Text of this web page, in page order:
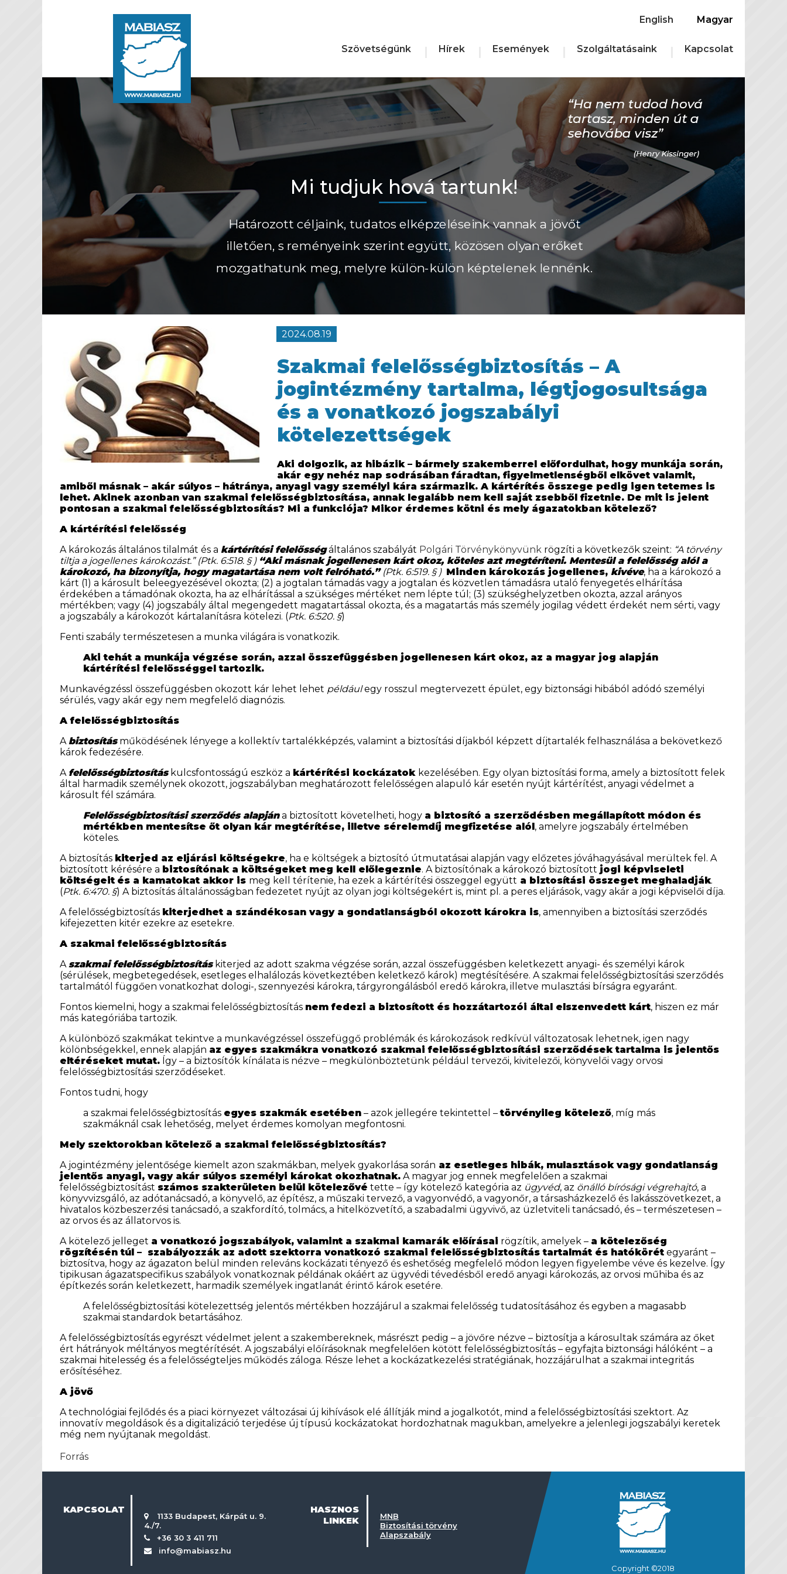
English Magyar
Szövetségünk Hírek Események Szolgáltatásaink Kapcsolat
Mi tudjuk hová tartunk!
Határozott céljaink, tudatos elképzeléseink vannak a jövőt
illetően, s reményeink szerint együtt, közösen olyan erőket
mozgathatunk meg, melyre külön-külön képtelenek lennénk.
2024.08.19
Szakmai felelősségbiztosítás – A
jogintézmény tartalma, légtjogosultsága
és a vonatkozó jogszabályi
kötelezettségek
Aki dolgozik, az hibázik – bármely szakemberrel előfordulhat, hogy munkája során,
akár egy nehéz nap sodrásában fáradtan, figyelmetlenségből elkövet valamit,
amiből másnak – akár súlyos – hátránya, anyagi vagy személyi kára származik. A kártérítés összege pedig igen tetemes is
lehet. Akinek azonban van szakmai felelősségbiztosítása, annak legalább nem kell saját zsebből fizetnie. De mit is jelent
pontosan a szakmai felelősségbiztosítás? Mi a funkciója? Mikor érdemes kötni és mely ágazatokban kötelező?
A kártérítési felelősség
A károkozás általános tilalmát és a kártérítési felelősség általános szabályát Polgári Törvénykönyvünk rögzíti a következők szeint: “A törvény
tiltja a jogellenes károkozást.” (Ptk. 6:518. § ) “Aki másnak jogellenesen kárt okoz, köteles azt megtéríteni. Mentesül a felelősség alól a
károkozó, ha bizonyítja, hogy magatartása nem volt felróható.”(Ptk. 6:519. § ) Minden károkozás jogellenes, kivéve, ha a károkozó a
kárt (1) a károsult beleegyezésével okozta; (2) a jogtalan támadás vagy a jogtalan és közvetlen támadásra utaló fenyegetés elhárítása
érdekében a támadónak okozta, ha az elhárítással a szükséges mértéket nem lépte túl; (3) szükséghelyzetben okozta, azzal arányos
mértékben; vagy (4) jogszabály által megengedett magatartással okozta, és a magatartás más személy jogilag védett érdekét nem sérti, vagy
a jogszabály a károkozót kártalanításra kötelezi. (Ptk. 6:520. §)
Fenti szabály természetesen a munka világára is vonatkozik.
Aki tehát a munkája végzése során, azzal összefüggésben jogellenesen kárt okoz, az a magyar jog alapján
kártérítési felelősséggel tartozik.
Munkavégzéssl összefüggésben okozott kár lehet lehet példáulegy rosszul megtervezett épület, egy biztonsági hibából adódó személyi
sérülés, vagy akár egy nem megfelelő diagnózis.
A felelősségbiztosítás
A biztosításműködésének lényege a kollektív tartalékképzés, valamint a biztosítási díjakból képzett díjtartalék felhasználása a bekövetkező
károk fedezésére.
A felelősségbiztosításkulcsfontosságú eszköz a kártérítési kockázatok kezelésében. Egy olyan biztosítási forma, amely a biztosított felek
által harmadik személynek okozott, jogszabályban meghatározott felelősségen alapuló kár esetén nyújt kártérítést, anyagi védelmet a
károsult fél számára.
Felelősségbiztosítási szerződés alapjána biztosított követelheti, hogy a biztosító a szerződésben megállapított módon és
mértékben mentesítse őt olyan kár megtérítése, illetve sérelemdíj megfizetése alól, amelyre jogszabály értelmében
köteles.
A biztosítás kiterjed az eljárási költségekre, ha e költségek a biztosító útmutatásai alapján vagy előzetes jóváhagyásával merültek fel. A
biztosított kérésére a biztosítónak a költségeket meg kell előlegeznie. A biztosítónak a károkozó biztosított jogi képviseleti
költségeit és a kamatokat akkor is meg kell térítenie, ha ezek a kártérítési összeggel együtt a biztosítási összeget meghaladják.
(Ptk. 6:470. §) A biztosítás általánosságban fedezetet nyújt az olyan jogi költségekért is, mint pl. a peres eljárások, vagy akár a jogi képviselői díja.
A felelősségbiztosítás kiterjedhet a szándékosan vagy a gondatlanságból okozott károkra is, amennyiben a biztosítási szerződés
kifejezetten kitér ezekre az esetekre.
A szakmai felelősségbiztosítás
Aszakmai felelősségbiztosításkiterjed az adott szakma végzése során, azzal összefüggésben keletkezett anyagi- és személyi károk
(sérülések, megbetegedések, esetleges elhalálozás következtében keletkező károk) megtésítésére. A szakmai felelősségbiztosítási szerződés
tartalmától függően vonatkozhat dologi-, szennyezési károkra, tárgyrongálásból eredő károkra, illetve mulasztási bírságra egyaránt.
Fontos kiemelni, hogy a szakmai felelősségbiztosítás nem fedezi a biztosított és hozzátartozói által elszenvedett kárt, hiszen ez már
más kategóriába tartozik.
A különböző szakmákat tekintve a munkavégzéssel összefüggő problémák és károkozások redkívül változatosak lehetnek, igen nagy
kölönbségekkel, ennek alapján az egyes szakmákra vonatkozó szakmai felelősségbiztosítási szerződések tartalma is jelentős
eltéréseket mutat. Így – a biztosítók kínálata is nézve – megkülönböztetünk például tervezői, kivitelezői, könyvelői vagy orvosi
felelősségbiztosítási szerződéseket.
Fontos tudni, hogy
a szakmai felelősségbiztosítás egyes szakmák esetében – azok jellegére tekintettel –törvényileg kötelező, míg más
szakmáknál csak lehetőség, melyet érdemes komolyan megfontosni.
Mely szektorokban kötelező a szakmai felelősségbiztosítás?
A jogintézmény jelentősége kiemelt azon szakmákban, melyek gyakorlása során az esetleges hibák, mulasztások vagy gondatlanság
jelentős anyagi, vagy akár súlyos személyi károkat okozhatnak. A magyar jog ennek megfelelően a szakmai
felelősségbiztosítást számos szakterületen belül kötelezővé tette – így kötelező kategória az ügyvéd, az önálló bírósági végrehajtó, a
könyvvizsgáló, az adótanácsadó, a könyvelő, az építész, a műszaki tervező, a vagyonvédő, a vagyonőr, a társasházkezelő és lakásszövetkezet, a
hivatalos közbeszerzési tanácsadó, a szakfordító, tolmács, a hitelközvetítő, a szabadalmi ügyvivő, az üzletviteli tanácsadó, és – természetesen –
az orvos és az állatorvos is.
A kötelező jelleget a vonatkozó jogszabályok, valamint a szakmai kamarák előírásai rögzítik, amelyek – a kötelezőség
rögzítésén túl – szabályozzák az adott szektorra vonatkozó szakmai felelősségbiztosítás tartalmát és hatókörét egyaránt –
biztosítva, hogy az ágazaton belül minden releváns kockázati tényező és eshetőség megfelelő módon legyen figyelembe véve és kezelve. Így
tipikusan ágazatspecifikus szabályok vonatkoznak példának okáért az ügyvédi tévedésből eredő anyagi károkozás, az orvosi műhiba és az
építkezés során keletkezett, harmadik személyek ingatlanát érintő károk esetére.
A felelősségbiztosítási kötelezettség jelentős mértékben hozzájárul a szakmai felelősség tudatosításához és egyben a magasabb
szakmai standardok betartásához.
A felelősségbiztosítás egyrészt védelmet jelent a szakembereknek, másrészt pedig – a jövőre nézve – biztosítja a károsultak számára az őket
ért hátrányok méltányos megtérítését. A jogszabályi előírásoknak megfelelően kötött felelősségbiztosítás – egyfajta biztonsági hálóként – a
szakmai hitelesség és a felelősségteljes működés záloga. Része lehet a kockázatkezelési stratégiának, hozzájárulhat a szakmai integritás
erősítéséhez.
A jövő
A technológiai fejlődés és a piaci környezet változásai új kihívások elé állítják mind a jogalkotót, mind a felelősségbiztosítási szektort. Az
innovatív megoldások és a digitalizáció terjedése új típusú kockázatokat hordozhatnak magukban, amelyekre a jelenlegi jogszabályi keretek
még nem nyújtanak megoldást.
Forrás
KAPCSOLAT
1133 Budapest, Kárpát u. 9.
4./7.
+36 30 3 411 711
info@mabiasz.hu
HASZNOS
LINKEK
MNB
Biztosítási törvény
Alapszabály
Copyright ©2018